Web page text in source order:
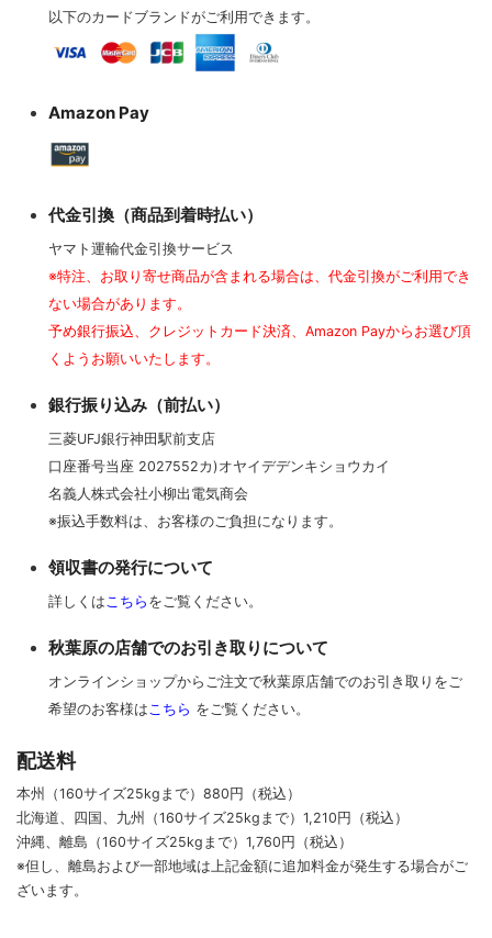
その他アクセサリー
以下のカードブランドがご利用できます。
Amazon Pay
代金引換（商品到着時払い）
ヤマト運輸代金引換サービス
※特注、お取り寄せ商品が含まれる場合は、代金引換がご利用でき
ない場合があります。
予め銀行振込、クレジットカード決済、Amazon Payからお選び頂
くようお願いいたします。
銀行振り込み（前払い）
三菱UFJ銀行神田駅前支店
口座番号当座 2027552カ)オヤイデデンキショウカイ
名義人株式会社小柳出電気商会
※振込手数料は、お客様のご負担になります。
領収書の発行について
詳しくはこちら をご覧ください。
秋葉原の店舗でのお引き取りについて
オンラインショップからご注文で秋葉原店舗でのお引き取りをご
希望のお客様はこちら をご覧ください。
配送料
本州（160サイズ25kgまで）880円（税込）
北海道、四国、九州
（160サイズ25kgまで） 1,210円（税込）
沖縄、離島 （160サイズ25kgまで） 1,760円（税込）
※但し、離島および一部地域は上記金額に追加料金が発生する場合がご
ざいます。